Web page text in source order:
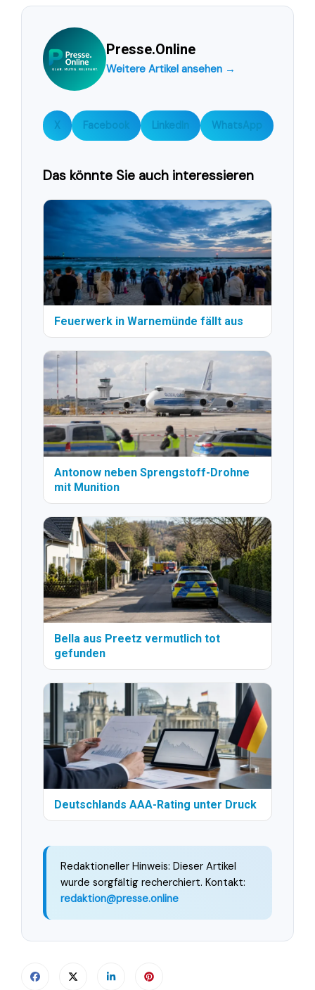
Presse.Online
Weitere Artikel ansehen →
X Facebook LinkedIn WhatsApp
Das könnte Sie auch interessieren
Feuerwerk in Warnemünde fällt aus
Antonow neben Sprengstoff-Drohne
mit Munition
Bella aus Preetz vermutlich tot
gefunden
Deutschlands AAA-Rating unter Druck
Redaktioneller Hinweis: Dieser Artikel
wurde sorgfältig recherchiert. Kontakt:
redaktion@presse.online